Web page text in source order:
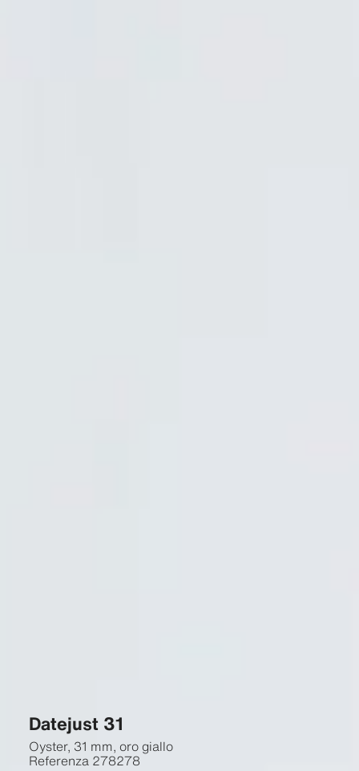
Datejust 31
Oyster, 31 mm, oro giallo
Referenza 278278